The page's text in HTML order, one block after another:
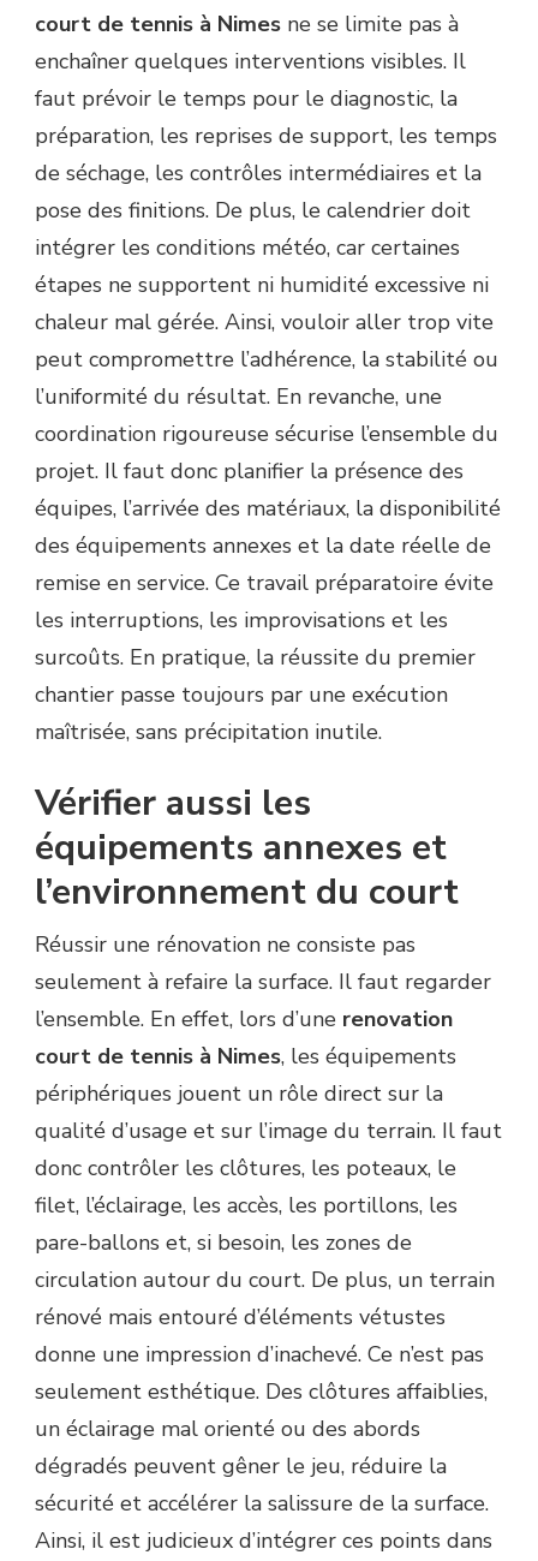
court de tennis à Nimes ne se limite pas à
enchaîner quelques interventions visibles. Il
faut prévoir le temps pour le diagnostic, la
préparation, les reprises de support, les temps
de séchage, les contrôles intermédiaires et la
pose des finitions. De plus, le calendrier doit
intégrer les conditions météo, car certaines
étapes ne supportent ni humidité excessive ni
chaleur mal gérée. Ainsi, vouloir aller trop vite
peut compromettre l’adhérence, la stabilité ou
l’uniformité du résultat. En revanche, une
coordination rigoureuse sécurise l’ensemble du
projet. Il faut donc planifier la présence des
équipes, l’arrivée des matériaux, la disponibilité
des équipements annexes et la date réelle de
remise en service. Ce travail préparatoire évite
les interruptions, les improvisations et les
surcoûts. En pratique, la réussite du premier
chantier passe toujours par une exécution
maîtrisée, sans précipitation inutile.
Vérifier aussi les
équipements annexes et
l’environnement du court
Réussir une rénovation ne consiste pas
seulement à refaire la surface. Il faut regarder
l’ensemble. En effet, lors d’une renovation
court de tennis à Nimes, les équipements
périphériques jouent un rôle direct sur la
qualité d’usage et sur l’image du terrain. Il faut
donc contrôler les clôtures, les poteaux, le
filet, l’éclairage, les accès, les portillons, les
pare-ballons et, si besoin, les zones de
circulation autour du court. De plus, un terrain
rénové mais entouré d’éléments vétustes
donne une impression d’inachevé. Ce n’est pas
seulement esthétique. Des clôtures affaiblies,
un éclairage mal orienté ou des abords
dégradés peuvent gêner le jeu, réduire la
sécurité et accélérer la salissure de la surface.
Ainsi, il est judicieux d’intégrer ces points dans